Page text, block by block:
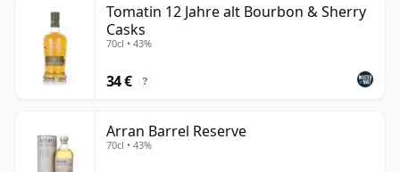
Tomatin 12 Jahre alt Bourbon & Sherry
Casks
70cl • 43%
34 € ?
Arran Barrel Reserve
70cl • 43%